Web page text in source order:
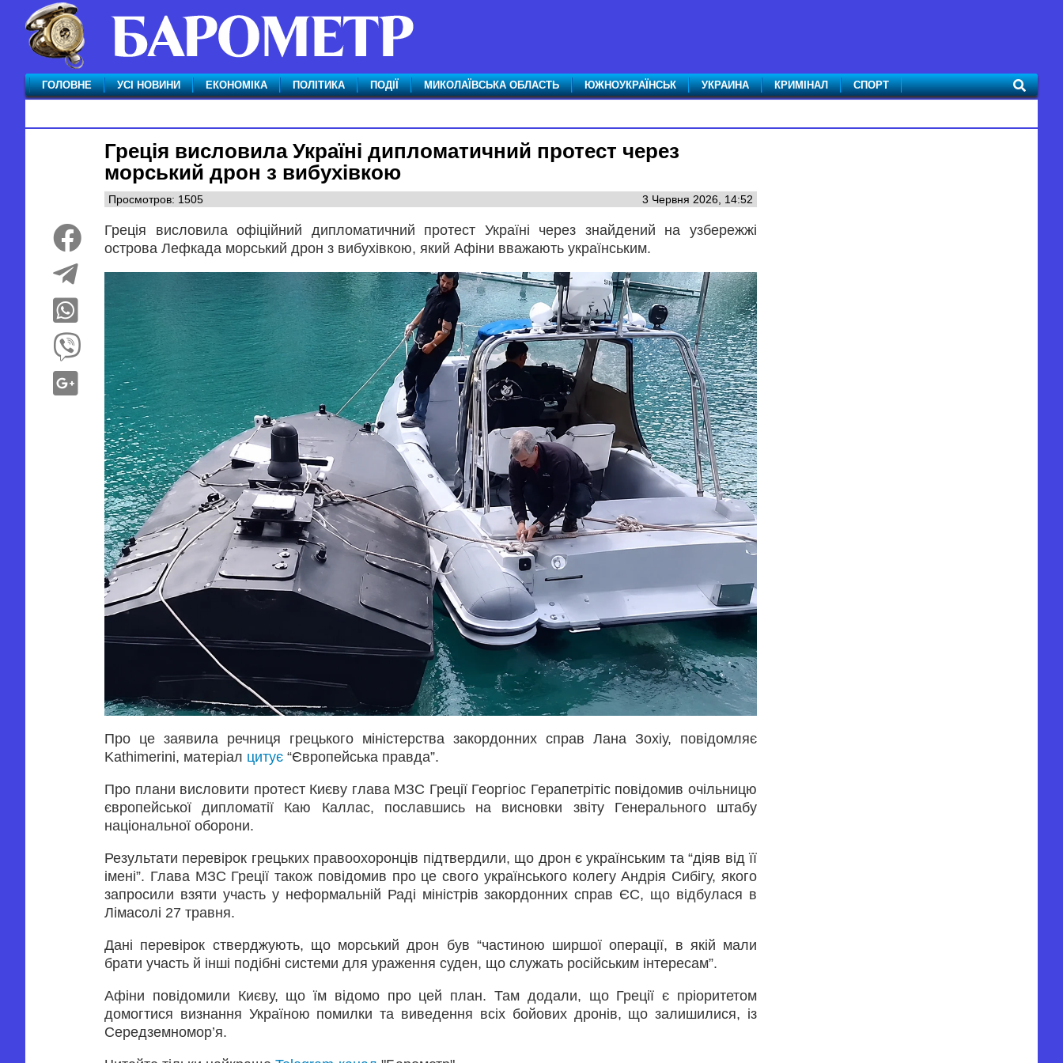
ГОЛОВНЕ УСІ НОВИНИ ЕКОНОМІКА ПОЛІТИКА ПОДІЇ МИКОЛАЇВСЬКА ОБЛАСТЬ ЮЖНОУКРАЇНСЬК УКРАИНА КРИМІНАЛ СПОРТ
Греція висловила Україні дипломатичний протест через
морський дрон з вибухівкою
Просмотров: 1505 3 Червня 2026, 14:52
Греція висловила офіційний дипломатичний протест Україні через знайдений на узбережжі
острова Лефкада морський дрон з вибухівкою, який Афіни вважають українським.
Про це заявила речниця грецького міністерства закордонних справ Лана Зохіу, повідомляє
Kathimerini, матеріал цитує “Європейська правда”.
Про плани висловити протест Києву глава МЗС Греції Георгіос Герапетрітіс повідомив очільницю
європейської дипломатії Каю Каллас, пославшись на висновки звіту Генерального штабу
національної оборони.
Результати перевірок грецьких правоохоронців підтвердили, що дрон є українським та “діяв від її
імені”. Глава МЗС Греції також повідомив про це свого українського колегу Андрія Сибігу, якого
запросили взяти участь у неформальній Раді міністрів закордонних справ ЄС, що відбулася в
Лімасолі 27 травня.
Дані перевірок стверджують, що морський дрон був “частиною ширшої операції, в якій мали
брати участь й інші подібні системи для ураження суден, що служать російським інтересам”.
Афіни повідомили Києву, що їм відомо про цей план. Там додали, що Греції є пріоритетом
домогтися визнання Україною помилки та виведення всіх бойових дронів, що залишилися, із
Середземномор’я.